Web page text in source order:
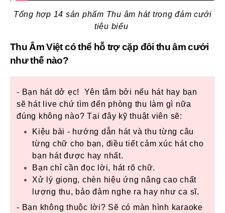
Tổng hợp 14 sản phẩm Thu âm hát trong đám cưới
tiêu biểu
Thu Âm Việt có thể hỗ trợ cặp đôi thu âm cưới
như thế nào?
- Bạn hát dở ẹc! Yên tâm bởi nếu hát hay bạn
sẽ hát live chứ tìm đến phòng thu làm gì nữa
đúng không nào? Tại đây kỹ thuật viên sẽ:
Kiệu bài - hướng dẫn hát và thu từng câu
từng chữ cho bạn, điều tiết cảm xúc hát cho
bạn hát được hay nhất.
Bạn chỉ cần đọc lời, hát rõ chữ.
Xử lý giọng, chèn hiệu ứng nâng cao chất
lượng thu, bảo đảm nghe ra hay như ca sĩ.
- Bạn không thuộc lời? Sẽ có màn hình karaoke